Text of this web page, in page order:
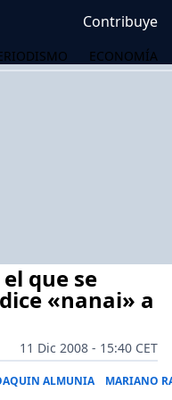
Contribuye
ECONOMÍA
que se
«nanai» a
11 Dic 2008 - 15:40 CET
ALMUNIA MARIANO